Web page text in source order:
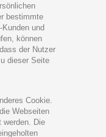
bestimmte
und
können
der Nutzer
dieser Seite
Cookie.
Webseiten
werden. Die